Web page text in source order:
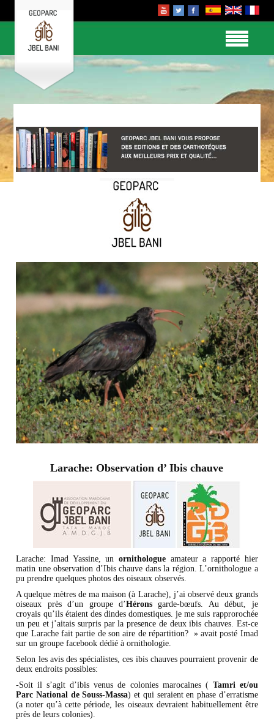
Larache: Observation d’ Ibis chauve
Larache: Imad Yassine, un ornithologue amateur a rapporté hier
matin une observation d’Ibis chauve dans la région. L’ornithologue a
pu prendre quelques photos des oiseaux observés.
A quelque mètres de ma maison (à Larache), j’ai observé deux grands
oiseaux près d’un groupe d’Hérons garde-bœufs. Au début, je
croyais qu’ils étaient des dindes domestiques. je me suis rapprorochée
un peu et j’aitais surpris par la presence de deux ibis chauves. Est-ce
que Larache fait partie de son aire de répartition? » avait posté Imad
sur un groupe facebook dédié à ornithologie.
Selon les avis des spécialistes, ces ibis chauves pourraient provenir de
deux endroits possibles:
-Soit il s’agit d’ibis venus de colonies marocaines ( Tamri et/ou
Parc National de Souss-Massa) et qui seraient en phase d’erratisme
(a noter qu’à cette période, les oiseaux devraient habituellement être
près de leurs colonies).